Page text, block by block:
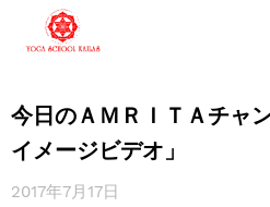
今日のＡＭＲＩＴＡチャ
イメージビデオ」
2017年7月17日